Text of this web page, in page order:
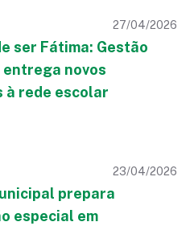
27/04/2026
ser Fátima: Gestão
entrega novos
à rede escolar
23/04/2026
prepara
especial em